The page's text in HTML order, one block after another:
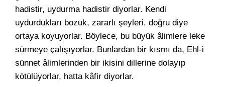
hadistir, uydurma hadistir diyorlar. Kendi
uydurdukları bozuk, zararlı şeyleri, doğru diye
ortaya koyuyorlar. Böylece, bu büyük âlimlere leke
sürmeye çalışıyorlar. Bunlardan bir kısmı da, Ehl-i
sünnet âlimlerinden bir ikisini dillerine dolayıp
kötülüyorlar, hatta kâfir diyorlar.